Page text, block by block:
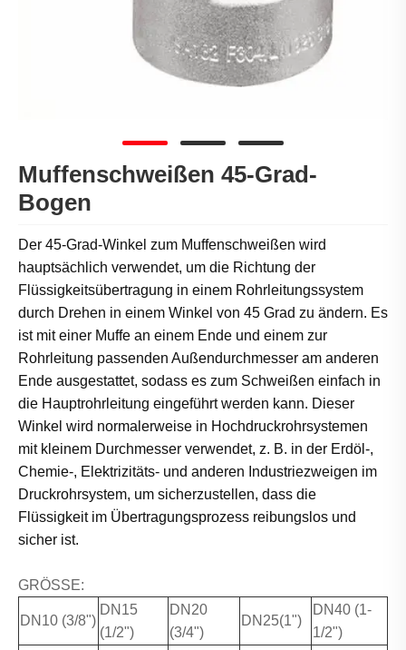
Muffenschweißen 45-Grad-
Bogen
Der 45-Grad-Winkel zum Muffenschweißen wird
hauptsächlich verwendet, um die Richtung der
Flüssigkeitsübertragung in einem Rohrleitungssystem
durch Drehen in einem Winkel von 45 Grad zu ändern. Es
ist mit einer Muffe an einem Ende und einem zur
Rohrleitung passenden Außendurchmesser am anderen
Ende ausgestattet, sodass es zum Schweißen einfach in
die Hauptrohrleitung eingeführt werden kann. Dieser
Winkel wird normalerweise in Hochdruckrohrsystemen
mit kleinem Durchmesser verwendet, z. B. in der Erdöl-,
Chemie-, Elektrizitäts- und anderen Industriezweigen im
Druckrohrsystem, um sicherzustellen, dass die
Flüssigkeit im Übertragungsprozess reibungslos und
sicher ist.
GRÖSSE:
DN10 (3/8")
DN15
(1/2")
DN20
(3/4")
DN25(1")
DN40 (1-
1/2")